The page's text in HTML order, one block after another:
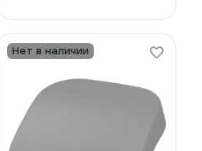
Нет в наличии